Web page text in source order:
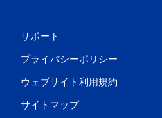
サポート
プライバシーポリシー
ウェブサイト利用規約
サイトマップ